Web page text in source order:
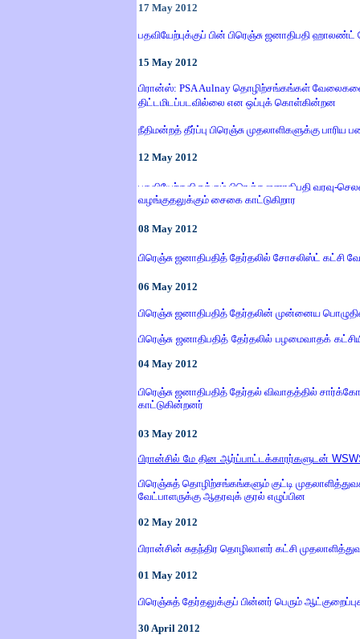
17 May 2012
பதவியேற்புக்குப் பின் பிரெஞ்சு ஜனாதிபதி ஹாலண்ட்
15 May 2012
பிரான்ஸ்: PSA Aulnay தொழிற்சங்கங்கள்
திட்டமிடப்படவில்லை என ஒப்புக் கொள்கின்றன
நீதிமன்றத் தீர்ப்பு பிரெஞ்சு முதலாளிகளுக்கு
12 May 2012
பதவியேற்கவிருக்கும் பிரெஞ்சு ஜனாதிபதி வரவு-
வழங்குதலுக்கும் சைகை காட்டுகிறார
08 May 2012
பிரெஞ்சு ஜனாதிபதித் தேர்தலில் சோசலிஸ்ட் கட்சி
06 May 2012
பிரெஞ்சு ஜனாதிபதித் தேர்தலின் முன்னைய
பிரெஞ்சு ஜனாதிபதித் தேர்தலில் பழமைவாதக்
04 May 2012
பிரெஞ்சு ஜனாதிபதித் தேர்தல் விவாதத்தில்
காட்டுகின்றனர்
03 May 2012
பிரான்சில் மே தின ஆர்ப்பாட்டக்காரர்களுடன்
பிரெஞ்சுத் தொழிற்சங்கங்களும் குட்டி
வேட்பாளருக்கு ஆதரவுக் குரல் எழுப்பின
02 May 2012
பிரான்சின் சுதந்திர தொழிலாளர் கட்சி
01 May 2012
பிரெஞ்சுத் தேர்தலுக்குப் பின்னர் பெரும்
30 April 2012